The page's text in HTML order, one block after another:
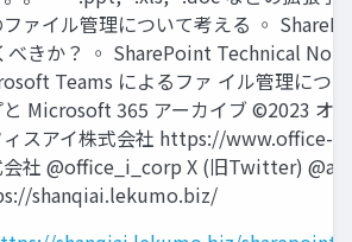
ァイル管理について考える ◦
べきか？ ◦ SharePoint Technical
Teams によるファ イル管理につ
と Microsoft 365 アーカイブ ©2023 オ
ィスアイ株式会社 https://www.office-
社 @office_i_corp X (旧Twitter)
shanqiai.lekumo.biz/